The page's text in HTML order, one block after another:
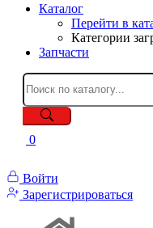
Каталог
Перейти в
Категории
Запчасти
0
Войти
Зарегистрироваться